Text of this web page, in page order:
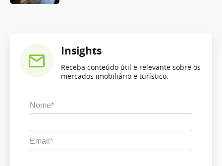
Insights
Receba conteúdo útil e relevante sobre os
mercados imobiliário e turístico.
Nome*
Email*